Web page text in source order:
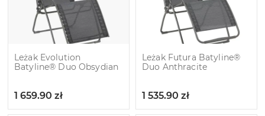
Leżak Evolution
Batyline® Duo Obsydian
1 659.90 zł
Leżak Futura Batyline®
Duo Anthracite
1 535.90 zł